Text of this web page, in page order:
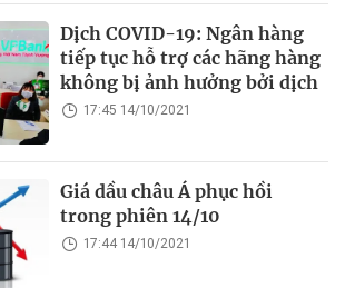
Dịch COVID-19: Ngân hàng
tiếp tục hỗ trợ các hãng hàng
không bị ảnh hưởng bởi dịch
17:45 14/10/2021
Giá dầu châu Á phục hồi
trong phiên 14/10
17:44 14/10/2021